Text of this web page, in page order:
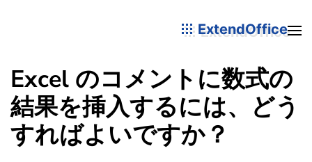
ExtendOffice
Excel のコメントに数式の
結果を挿入するには、どう
すればよいですか？